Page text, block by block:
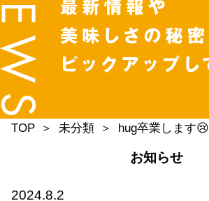
TOP 未分類 hug卒業します😢
お知らせ
2024.8.2